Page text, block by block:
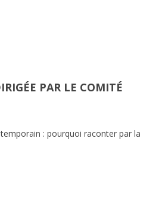
PAR LE COMITÉ
: pourquoi raconter par la